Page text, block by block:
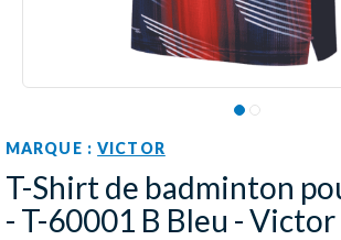
MARQUE :VICTOR
T-Shirt de badminton
- T-60001 B Bleu - Victor